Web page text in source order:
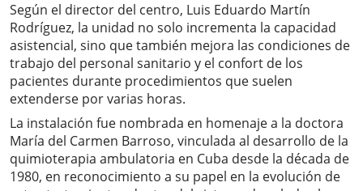
Según el director del centro, Luis Eduardo Martín
Rodríguez, la unidad no solo incrementa la capacidad
asistencial, sino que también mejora las condiciones de
trabajo del personal sanitario y el confort de los
pacientes durante procedimientos que suelen
extenderse por varias horas.
La instalación fue nombrada en homenaje a la doctora
María del Carmen Barroso, vinculada al desarrollo de la
quimioterapia ambulatoria en Cuba desde la década de
1980, en reconocimiento a su papel en la evolución de